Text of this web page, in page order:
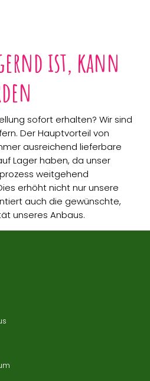
ist, kann
sofort erhalten? Wir sind
Der Hauptvorteil von
ausreichend lieferbare
Lager haben, da unser
weitgehend
erhöht nicht nur unsere
auch die gewünschte,
unseres Anbaus.